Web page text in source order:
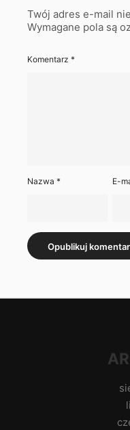
Twój adres e-mail
Wymagane pola są
Komentarz *
Nazwa * E-